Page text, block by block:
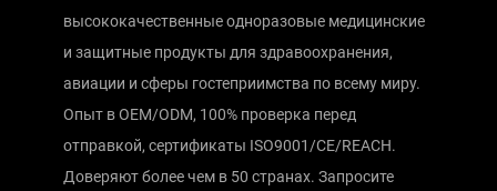
высококачественные одноразовые медицинские
и защитные продукты для здравоохранения,
авиации и сферы гостеприимства по всему миру.
Опыт в OEM/ODM, 100% проверка перед
отправкой, сертификаты ISO9001/CE/REACH.
Доверяют более чем в 50 странах. Запросите